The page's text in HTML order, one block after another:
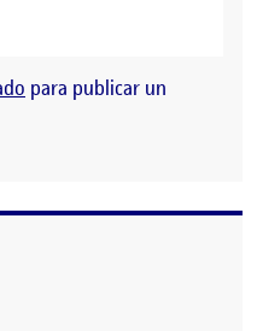
para publicar un